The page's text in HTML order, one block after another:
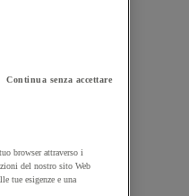
consegna
Continua senza accettare
browser attraverso i
del nostro sito Web
tue esigenze e una